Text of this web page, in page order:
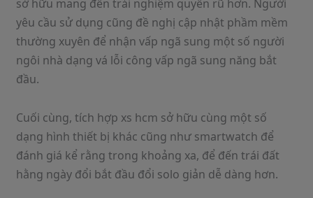
sở hữu mang đến trải nghiệm quyến rũ hơn. Người
yêu cầu sử dụng cũng đề nghị cập nhật phầm mềm
thường xuyên để nhận vấp ngã sung một số người
ngôi nhà dạng vá lỗi công vấp ngã sung năng bắt
đầu.
Cuối cùng, tích hợp xs hcm sở hữu cùng một số
dạng hình thiết bị khác cũng như smartwatch để
đánh giá kể rằng trong khoảng xa, để đến trái đất
hằng ngày đổi bắt đầu đổi solo giản dễ dàng hơn.